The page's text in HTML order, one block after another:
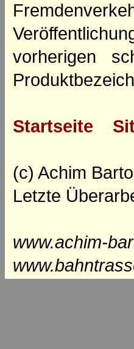
vorherigen
Startseite
(c) Achim
Letzte
www.achim-